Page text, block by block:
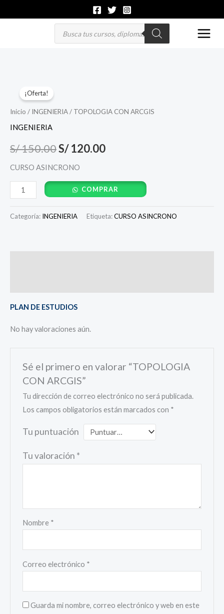
al
Búsqueda
productos
¡Oferta!
Inicio / INGENIERIA/ TOPOLOGIA CON ARCGIS
INGENIERIA
S/150.00
precio
era:
S/ 150.00.
S/120.00
precio
es:
CURSO ASINCRONO
CON
ARCGIS
cantidad
COMPRAR
Categoría: INGENIERIA Etiqueta:CURSO ASINCRONO
PLAN DE ESTUDIOS
No hay valoraciones aún.
Sé el primero en valorar “TOPOLOGIA
CON ARCGIS”
Tu dirección de correo electrónico no será publicada.
Los campos obligatorios están marcados con *
Tu puntuación
Tu valoración *
Nombre *
Correo electrónico *
Guarda mi nombre, correo electrónico y web en este